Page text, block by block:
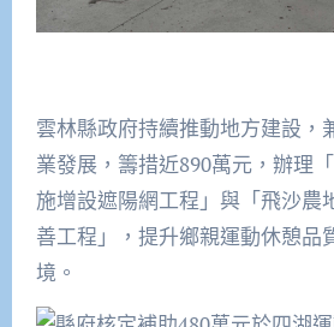
雲林縣政府持續推動地方建設，兼顧運動休閒與農
業發展，籌措近890萬元，辦理
施增設遮陽網工程」與「飛沙農
善工程」，提升鄉親運動休憩品
境。